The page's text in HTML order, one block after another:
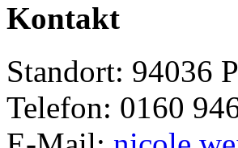
Kontakt
Standort: 94036
Telefon: 0160